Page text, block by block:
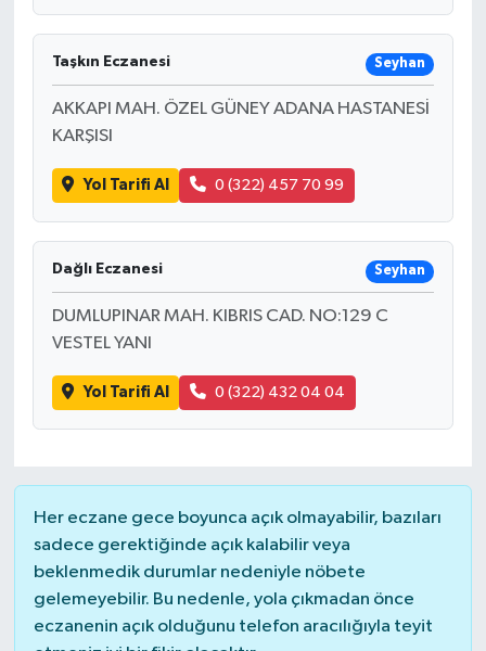
Taşkın Eczanesi Seyhan
AKKAPI MAH. ÖZEL GÜNEY ADANA HASTANESİ
KARŞISI
Yol Tarifi Al 0 (322) 457 70 99
Dağlı Eczanesi Seyhan
DUMLUPINAR MAH. KIBRIS CAD. NO:129 C
VESTEL YANI
Yol Tarifi Al 0 (322) 432 04 04
Her eczane gece boyunca açık olmayabilir, bazıları
sadece gerektiğinde açık kalabilir veya
beklenmedik durumlar nedeniyle nöbete
gelemeyebilir. Bu nedenle, yola çıkmadan önce
eczanenin açık olduğunu telefon aracılığıyla teyit